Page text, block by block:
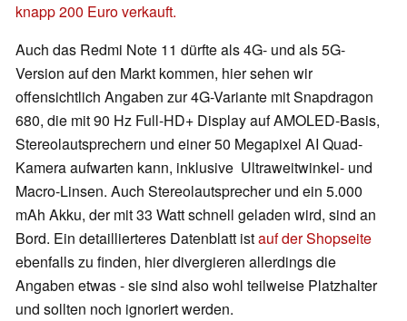
knapp 200 Euro verkauft.
Auch das Redmi Note 11 dürfte als 4G- und als 5G-
Version auf den Markt kommen, hier sehen wir
offensichtlich Angaben zur 4G-Variante mit Snapdragon
680, die mit 90 Hz Full-HD+ Display auf AMOLED-Basis,
Stereolautsprechern und einer 50 Megapixel AI Quad-
Kamera aufwarten kann, inklusive Ultraweitwinkel- und
Macro-Linsen. Auch Stereolautsprecher und ein 5.000
mAh Akku, der mit 33 Watt schnell geladen wird, sind an
Bord. Ein detaillierteres Datenblatt istauf der Shopseite
ebenfalls zu finden, hier divergieren allerdings die
Angaben etwas - sie sind also wohl teilweise Platzhalter
und sollten noch ignoriert werden.